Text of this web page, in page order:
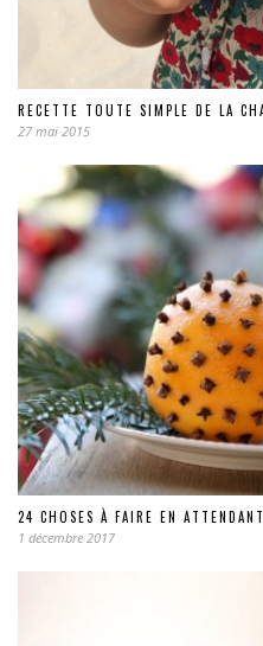
RECETTE TOUTE SIMPLE DE LA
27 mai 2015
24 CHOSES À FAIRE EN
1 décembre 2017